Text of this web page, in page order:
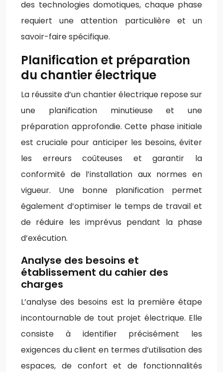
des technologies domotiques, chaque phase
requiert une attention particulière et un
savoir-faire spécifique.
Planification et préparation
du chantier électrique
La réussite d’un chantier électrique repose sur
une planification minutieuse et une
préparation approfondie. Cette phase initiale
est cruciale pour anticiper les besoins, éviter
les erreurs coûteuses et garantir la
conformité de l’installation aux normes en
vigueur. Une bonne planification permet
également d’optimiser le temps de travail et
de réduire les imprévus pendant la phase
d’exécution.
Analyse des besoins et
établissement du cahier des
charges
L’analyse des besoins est la première étape
incontournable de tout projet électrique. Elle
consiste à identifier précisément les
exigences du client en termes d’utilisation des
espaces, de confort et de fonctionnalités